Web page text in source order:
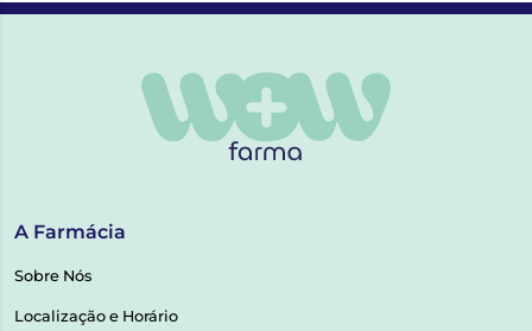
A Farmácia
Sobre Nós
Localização e Horário